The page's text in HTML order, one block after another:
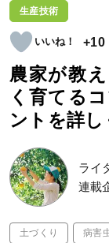
生産技術
+10
農家が教
く育てる
ントを詳し
ライ
連載
土づくり 病害